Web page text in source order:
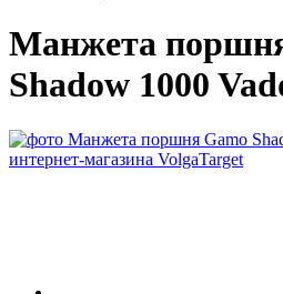
Манжета
Shadow 1000